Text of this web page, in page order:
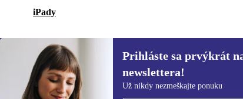
iPady
Prihláste sa prvýkrát
newslettera!
Už nikdy nezmeškajte ponuku
Prihláste sa prvýkrát na
newsletter!